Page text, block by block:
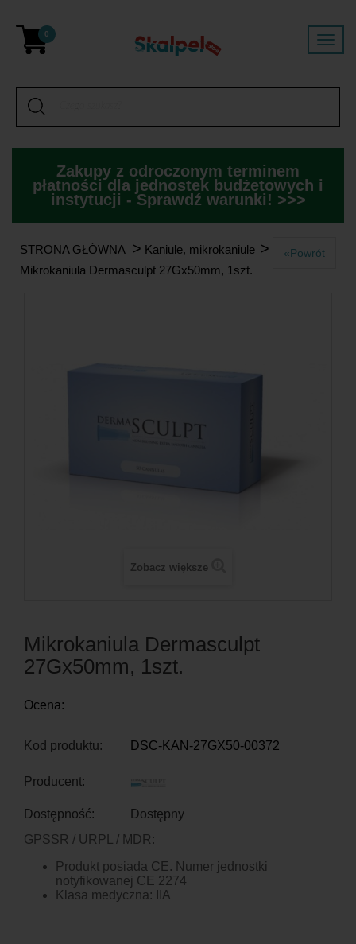
0
Zakupy z odroczonym terminem
płatności dla jednostek budżetowych i
instytucji - Sprawdź warunki! >>>
STRONA GŁÓWNA > Kaniule, mikrokaniule >
Mikrokaniula Dermasculpt 27Gx50mm, 1szt.
«Powrót
Zobacz większe
Mikrokaniula Dermasculpt
27Gx50mm, 1szt.
Ocena:
Kod produktu: DSC-KAN-27GX50-00372
Producent:
Dostępność:
Dostępny
GPSSR / URPL / MDR:
Produkt posiada CE. Numer jednostki
notyfikowanej CE 2274
Klasa medyczna: IIA